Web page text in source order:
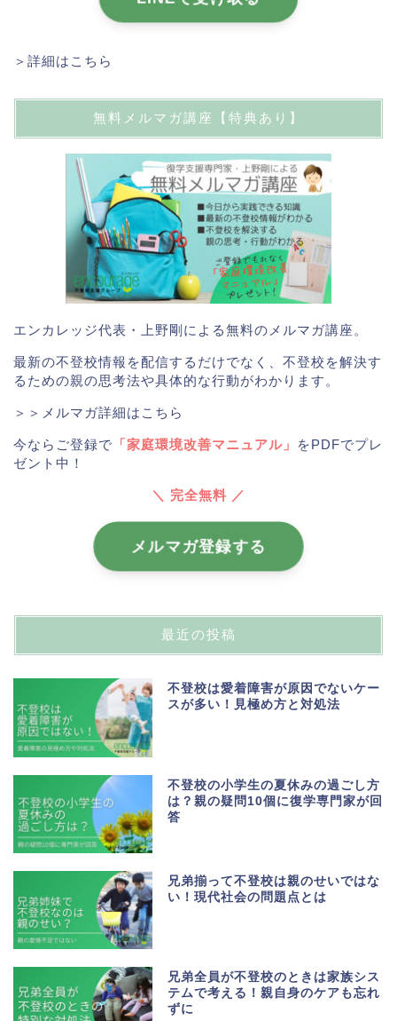
＞詳細はこちら
無料メルマガ講座【特典あり】
エンカレッジ代表・上野剛による無料のメルマガ講座。
最新の不登校情報を配信するだけでなく、不登校を解決す
るための親の思考法や具体的な行動がわかります。
＞＞メルマガ詳細はこちら
今ならご登録で 「家庭環境改善マニュアル」
をPDFでプレ
ゼント中！
＼ 完全無料 ／
メルマガ登録する
最近の投稿
不登校は愛着障害が原因でないケー
スが多い！見極め方と対処法
不登校の小学生の夏休みの過ごし方
は？親の疑問10個に復学専門家が回
答
兄弟揃って不登校は親のせいではな
い！現代社会の問題点とは
兄弟全員が不登校のときは家族シス
テムで考える！親自身のケアも忘れ
ずに